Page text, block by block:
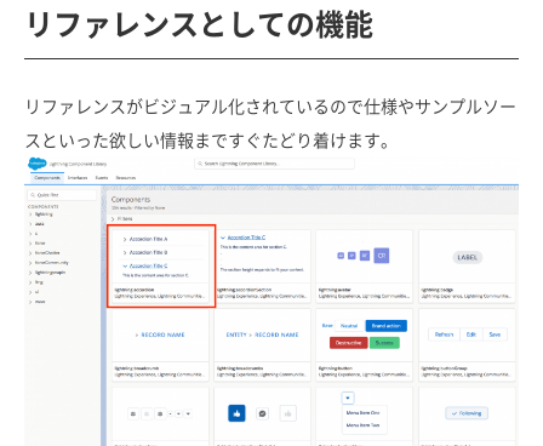
リファレンスとしての機能
リファレンスがビジュアル化されているので仕様やサンプルソー
スといった欲しい情報まですぐたどり着けます。